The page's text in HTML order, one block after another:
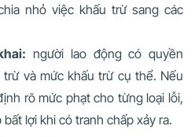
nhỏ việc khấu trừ sang các
người lao động có quyền
và mức khấu trừ cụ thể. Nếu
rõ mức phạt cho từng loại lỗi,
lợi khi có tranh chấp xảy ra.